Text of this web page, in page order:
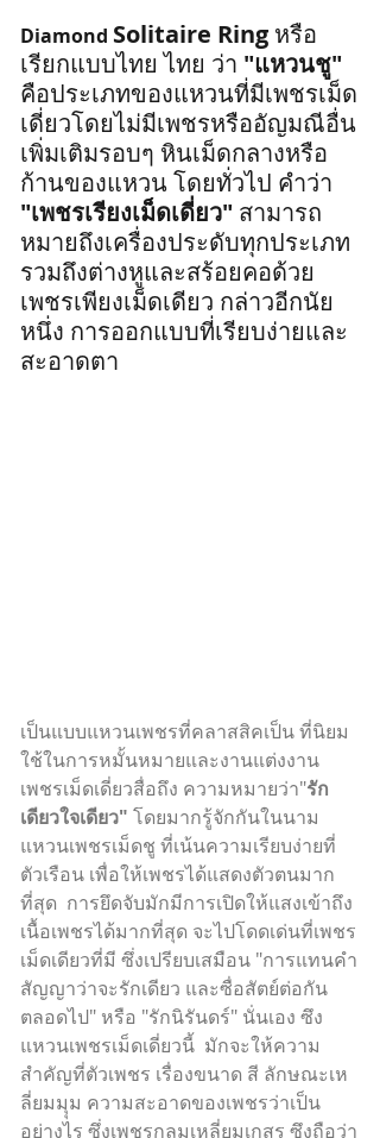
Diamond Solitaire Ring หรือ
เรียกแบบไทย ไทย ว่า "แหวนชู"
คือประเภทของแหวนที่มีเพชรเม็ด
เดี่ยวโดยไม่มีเพชรหรืออัญมณีอื่น
เพิ่มเติมรอบๆ หินเม็ดกลางหรือ
ก้านของแหวน โดยทั่วไป คำว่า
"เพชรเรียงเม็ดเดี่ยว" สามารถ
หมายถึงเครื่องประดับทุกประเภท
รวมถึงต่างหูและสร้อยคอด้วย
เพชรเพียงเม็ดเดียว กล่าวอีกนัย
หนึ่ง การออกแบบที่เรียบง่ายและ
สะอาดตา
เป็นแบบแหวนเพชรที่คลาสสิคเป็น ที่นิยม
ใช้ในการหมั้นหมายและงานแต่งงาน
เพชรเม็ดเดี่ยวสื่อถึง ความหมายว่า"รัก
เดียวใจเดียว" โดยมากรู้จักกันในนาม
แหวนเพชรเม็ดชู ที่เน้นความเรียบง่ายที่
ตัวเรือน เพื่อให้เพชรได้แสดงตัวตนมาก
ที่สุด  การยึดจับมักมีการเปิดให้แสงเข้าถึง
เนื้อเพชรได้มากที่สุด จะไปโดดเด่นที่เพชร
เม็ดเดียวที่มี ซึ่งเปรียบเสมือน "การแทนคำ
สัญญาว่าจะรักเดียว และซื่อสัตย์ต่อกัน
ตลอดไป" หรือ "รักนิรันดร์" นั่นเอง ซึง
แหวนเพชรเม็ดเดี่ยวนี้  มักจะให้ความ
สำคัญที่ตัวเพชร เรื่องขนาด สี ลักษณะเห
ลี่ยมมุุม ความสะอาดของเพชรว่าเป็น
อย่างไร ซึ่งเพชรกลมเหลี่ยมเกสร ซึงถือว่า